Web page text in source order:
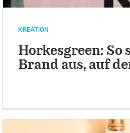
KREATION
Horkesgreen: So
Brand aus, auf